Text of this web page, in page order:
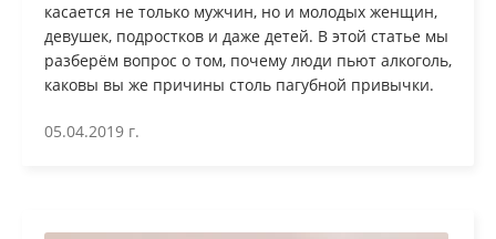
касается не только мужчин, но и молодых женщин,
девушек, подростков и даже детей. В этой статье мы
разберём вопрос о том, почему люди пьют алкоголь,
каковы вы же причины столь пагубной привычки.
05.04.2019 г.